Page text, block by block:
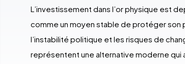
L’investissement dans l’or physique est
comme un moyen stable de protéger son
l’instabilité politique et les risques de
représentent une alternative moderne qui